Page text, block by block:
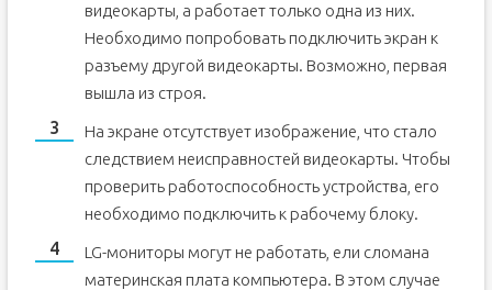
видеокарты, а работает только одна из них.
Необходимо попробовать подключить экран к
разъему другой видеокарты. Возможно, первая
вышла из строя.
На экране отсутствует изображение, что стало
следствием неисправностей видеокарты. Чтобы
проверить работоспособность устройства, его
необходимо подключить к рабочему блоку.
LG-мониторы могут не работать, ели сломана
материнская плата компьютера. В этом случае